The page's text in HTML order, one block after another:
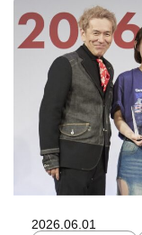
2026.06.01